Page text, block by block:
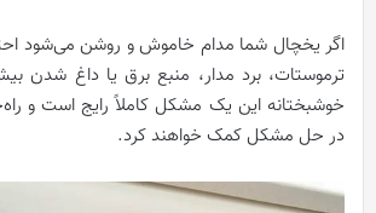
اگر یخچال شما مدام خاموش و روشن می‌شود
ترموستات، برد مدار، منبع برق یا داغ شدن
خوشبختانه این یک مشکل کاملاً رایج است و
در حل مشکل کمک خواهند کرد.